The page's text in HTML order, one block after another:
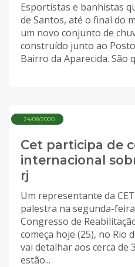
Esportistas e banhistas
de Santos, até o final do
um novo conjunto de
construído junto ao
Bairro da Aparecida. São
24/08/2000
Cet participa de
internacional
rj
Um representante da
palestra na segunda-
Congresso de
começa hoje (25), no Rio
vai detalhar aos cerca de
estão...